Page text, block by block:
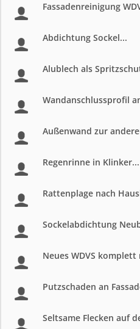
Fassadenreinigung
Abdichtung Sockel...
Alublech als
Wandanschlussprofil
Außenwand zur
Regenrinne in Klinker...
Rattenplage nach
Sockelabdichtung
Neues WDVS komplett
Putzschaden an
Seltsame Flecken auf